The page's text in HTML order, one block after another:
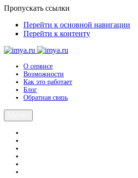
Пропускать ссылки
Перейти к основной навигации
Перейти к контенту
О сервисе
Возможности
Как это работает
Блог
Обратная связь